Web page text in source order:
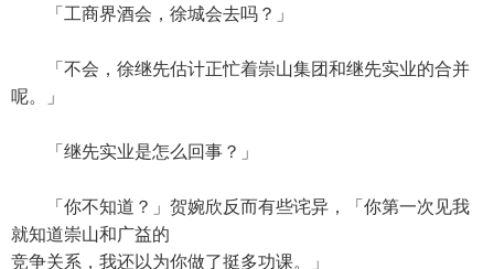
「工商界酒会，徐城会去吗？」
「不会，徐继先估计正忙着崇山集团和继先实业的合并
呢。」
「继先实业是怎么回事？」
「你不知道？」贺婉欣反而有些诧异，「你第一次见我
就知道崇山和广益的
竞争关系，我还以为你做了挺多功课。」